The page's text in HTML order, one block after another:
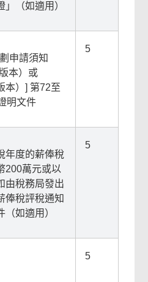
（如適用）
申請須知
本）或
本）] 第72至
明文件
5
年度的薪俸稅
200萬元或以
由稅務局發出
俸稅評稅通知
（如適用）
5
5